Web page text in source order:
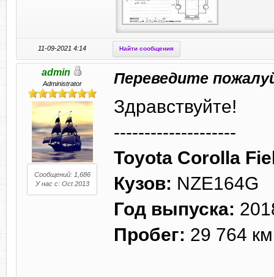
11-09-2021 4:14 Найти сообщения
admin
Administrator
Сообщений: 1,686
У нас с: Oct 2013
Переведите
Здравствуйте!
--------------------
Toyota Corolla
Кузов: NZE164G
Год выпуска:
Пробег: 29 764 км